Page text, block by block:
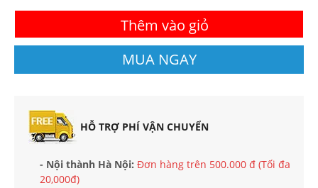
Thêm vào giỏ
MUA NGAY
HỖ TRỢ PHÍ VẬN CHUYỂN
- Nội thành Hà Nội: Đơn hàng trên 500.000 đ (Tối đa
20,000đ)